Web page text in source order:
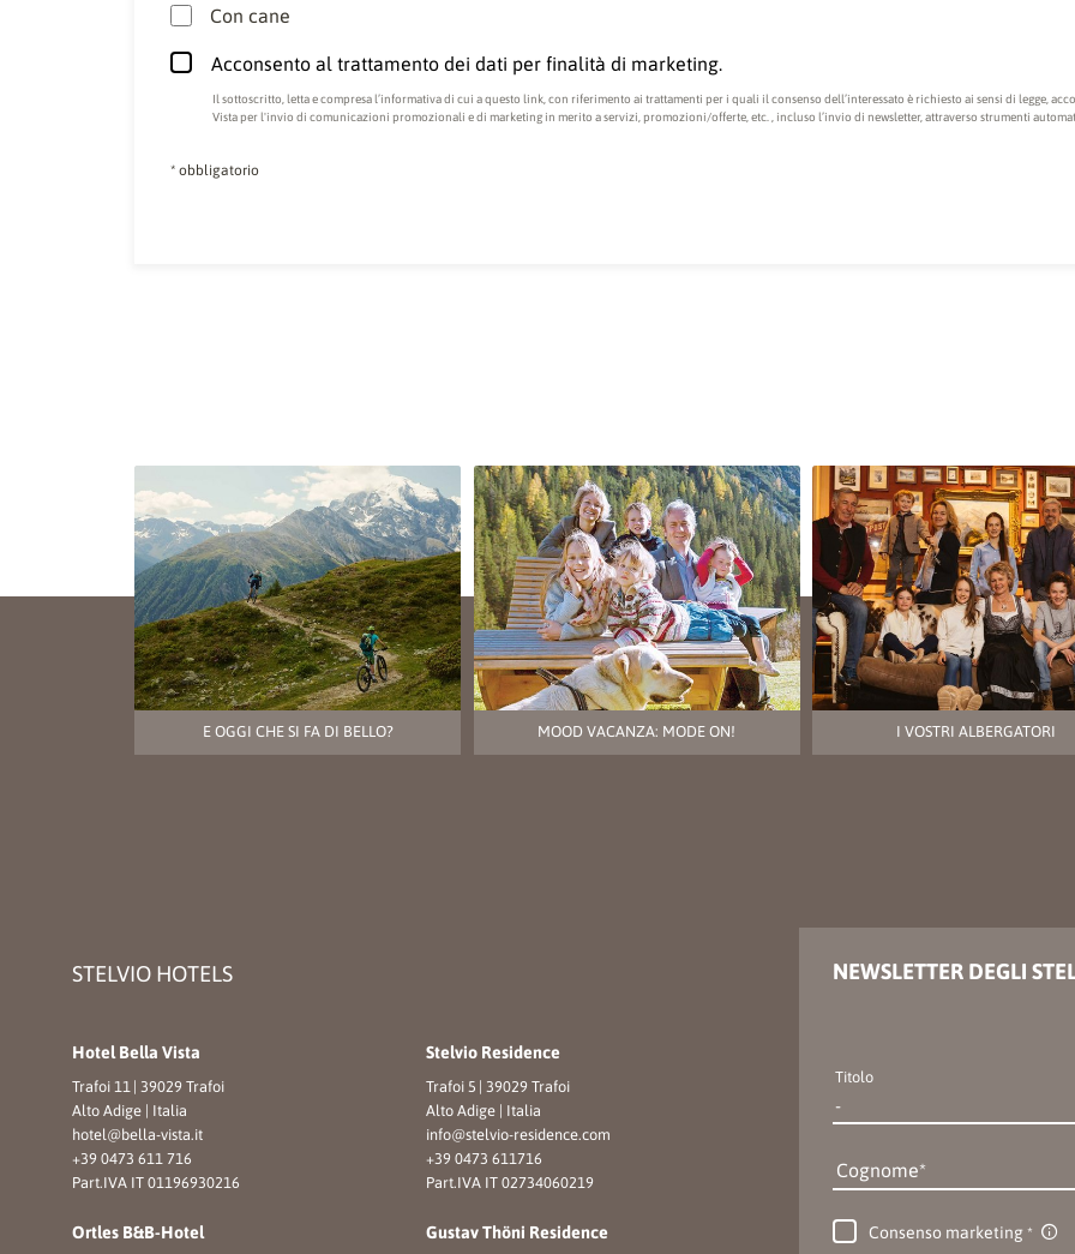
Con cane
Acconsento al trattamento dei dati per finalità di marketing.
Il sottoscritto, letta e compresa l’informativa di cui a questo link, con riferimento ai trattamenti per i quali il consenso dell’interessato è richiesto ai sensi di legge,
Vista per l'invio di comunicazioni promozionali e di marketing in merito a servizi, promozioni/offerte, etc. , incluso l’invio di newsletter, attraverso strumenti
* obbligatorio
E OGGI CHE SI FA DI BELLO? MOOD VACANZA: MODE ON! I VOSTRI ALBERGATORI
STELVIO HOTELS
Hotel Bella Vista
Trafoi 11 | 39029 Trafoi
Alto Adige | Italia
hotel@bella-vista.it
+39 0473 611 716
Part.IVA IT 01196930216
Stelvio Residence
Trafoi 5 | 39029 Trafoi
Alto Adige | Italia
info@stelvio-residence.com
+39 0473 611716
Part.IVA IT 02734060219
Ortles B&B-Hotel Gustav Thöni Residence
NEWSLETTER DEGLI
Titolo
Cognome
Consenso marketing